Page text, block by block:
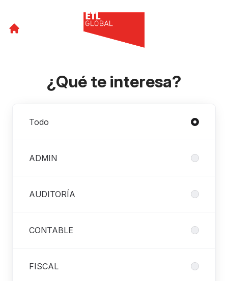
¿Qué te interesa?
Todo
ADMIN
AUDITORÍA
CONTABLE
FISCAL